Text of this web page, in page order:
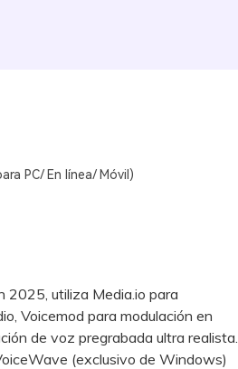
PC/ En línea/ Móvil)
2025, utiliza Media.io para
Voicemod para modulación en
de voz pregrabada ultra realista.
(exclusivo de Windows)